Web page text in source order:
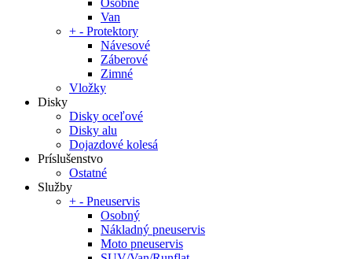
Osobné
Van
+ - Protektory
Návesové
Záberové
Zimné
Vložky
Disky
Disky oceľové
Disky alu
Dojazdové kolesá
Príslušenstvo
Ostatné
Služby
+ - Pneuservis
Osobný
Nákladný pneuservis
Moto pneuservis